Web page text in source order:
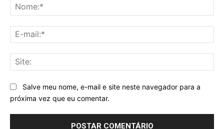
Salve meu nome, e-mail e site neste navegador para a
próxima vez que eu comentar.